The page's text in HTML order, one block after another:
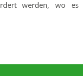
werden, wo es